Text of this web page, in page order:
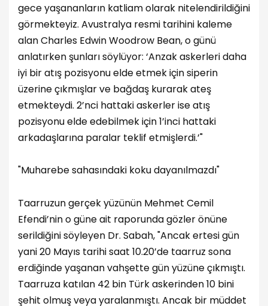
gece yaşananların katliam olarak nitelendirildiğini
görmekteyiz. Avustralya resmi tarihini kaleme
alan Charles Edwin Woodrow Bean, o günü
anlatırken şunları söylüyor: ‘Anzak askerleri daha
iyi bir atış pozisyonu elde etmek için siperin
üzerine çıkmışlar ve bağdaş kurarak ateş
etmekteydi. 2’nci hattaki askerler ise atış
pozisyonu elde edebilmek için 1’inci hattaki
arkadaşlarına paralar teklif etmişlerdi.’"
"Muharebe sahasındaki koku dayanılmazdı"
Taarruzun gerçek yüzünün Mehmet Cemil
Efendi’nin o güne ait raporunda gözler önüne
serildiğini söyleyen Dr. Sabah, "Ancak ertesi gün
yani 20 Mayıs tarihi saat 10.20’de taarruz sona
erdiğinde yaşanan vahşette gün yüzüne çıkmıştı.
Taarruza katılan 42 bin Türk askerinden 10 bini
şehit olmuş veya yaralanmıştı. Ancak bir müddet